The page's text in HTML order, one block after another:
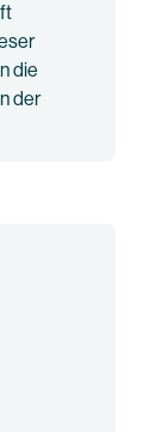
die
der